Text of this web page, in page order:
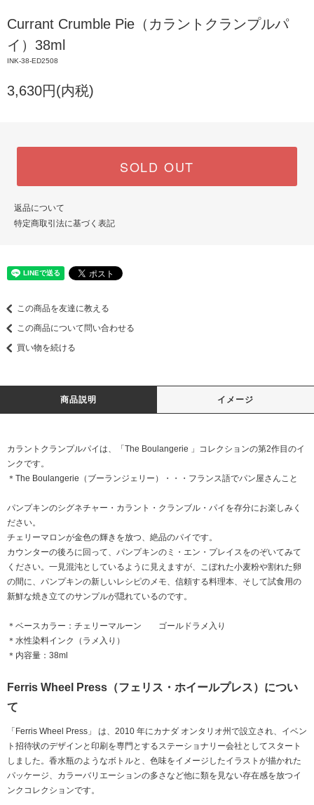
Currant Crumble Pie（カラントクランプルパ
イ）38ml
INK-38-ED2508
3,630円(内税)
SOLD OUT
返品について
特定商取引法に基づく表記
この商品を友達に教える
この商品について問い合わせる
買い物を続ける
商品説明 イメージ
カラントクランプルパイは、「The Boulangerie 」コレクションの第2作目のイ
ンクです。
＊The Boulangerie（ブーランジェリー）・・・フランス語でパン屋さんこと
パンプキンのシグネチャー・カラント・クランブル・パイを存分にお楽しみく
ださい。
チェリーマロンが金色の輝きを放つ、絶品のパイです。
カウンターの後ろに回って、パンプキンのミ・エン・プレイスをのぞいてみて
ください。一見混沌としているように見えますが、こぼれた小麦粉や割れた卵
の間に、パンプキンの新しいレシピのメモ、信頼する料理本、そして試食用の
新鮮な焼き立てのサンプルが隠れているのです。
＊ベースカラー：チェリーマルーン ゴールドラメ入り
＊水性染料インク（ラメ入り）
＊内容量：38ml
Ferris Wheel Press（フェリス・ホイールプレス）につい
て
「Ferris Wheel Press」 は、2010 年にカナダ オンタリオ州で設立され、イベン
ト招待状のデザインと印刷を専門とするステーショナリー会社としてスタート
しました。香水瓶のようなボトルと、色味をイメージしたイラストが描かれた
パッケージ、カラーバリエーションの多さなど他に類を見ない存在感を放つイ
ンクコレクションです。